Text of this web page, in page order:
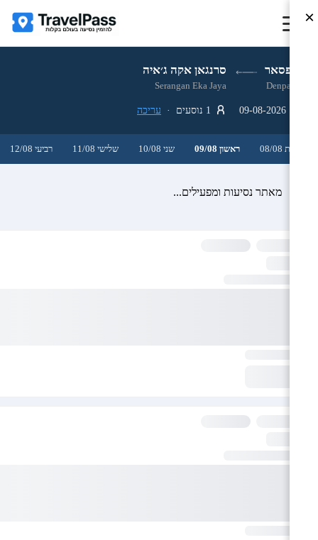
דנפסאר סרנגאן אקה ג׳איה
Denpasar
Serangan Eka Jaya
עריכה
שבת 08/08 ראשון 09/08 שני 10/08 שלישי 11/08 רביעי 12/08
מאתר נסיעות ומפעילים...
×